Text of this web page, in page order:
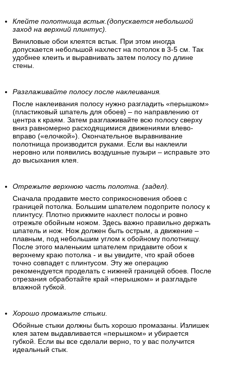
Клейте полотнища встык.(допускается небольшой
заход на верхний плинтус).
Виниловые обои клеятся встык. При этом иногда
допускается небольшой нахлест на потолок в 3-5 см. Так
удобнее клеить и выравнивать затем полосу по длине
стены.
Разглаживайте полосу после наклеивания.
После наклеивания полосу нужно разгладить «перышком»
(пластиковый шпатель для обоев) – по направлению от
центра к краям. Затем разглаживайте всю полосу сверху
вниз равномерно расходящимися движениями влево-
вправо («елочкой»). Окончательное выравнивание
полотнища производится руками. Если вы наклеили
неровно или появились воздушные пузыри – исправьте это
до высыхания клея.
Отрежьте верхнюю часть полотна. (задел).
Сначала продавите место соприкосновения обоев с
границей потолка. Большим шпателем подоприте полосу к
плинтусу. Плотно прижмите нахлест полосы и ровно
отрежьте обойным ножом. Здесь важно правильно держать
шпатель и нож. Нож должен быть острым, а движение –
плавным, под небольшим углом к обойному полотнищу.
После этого маленьким шпателем придавите обои к
верхнему краю потолка - и вы увидите, что край обоев
точно совпадет с плинтусом. Эту же операцию
рекомендуется проделать с нижней границей обоев. После
отрезания обработайте край «перышком» и разгладьте
влажной губкой.
Хорошо промажьте стыки.
Обойные стыки должны быть хорошо промазаны. Излишек
клея затем выдавливается «перышком» и убирается
губкой. Если вы все сделали верно, то у вас получится
идеальный стык.